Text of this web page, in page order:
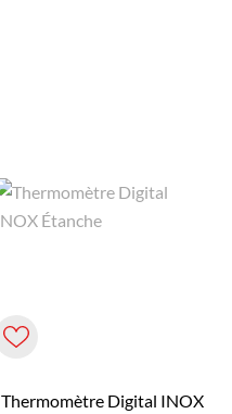
Thermomètre Digital INOX